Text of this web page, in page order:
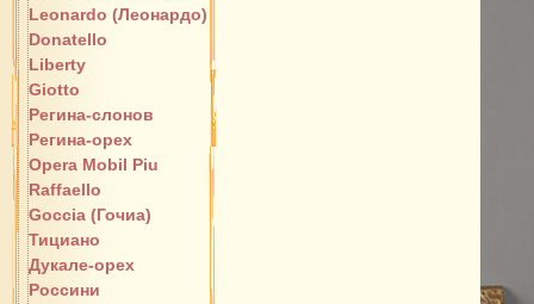
Leonardo (Леонардо)
Donatello
Liberty
Giotto
Регина-слонов
Регина-орех
Opera Mobil Piu
Raffaello
Goccia (Гочиа)
Тициано
Дукале-орех
Россини